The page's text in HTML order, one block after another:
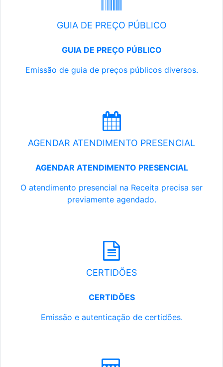
GUIA DE PREÇO PÚBLICO
GUIA DE PREÇO PÚBLICO
Emissão de guia de preços públicos diversos.
AGENDAR ATENDIMENTO PRESENCIAL
AGENDAR ATENDIMENTO PRESENCIAL
O atendimento presencial na Receita precisa ser
previamente agendado.
CERTIDÕES
CERTIDÕES
Emissão e autenticação de certidões.